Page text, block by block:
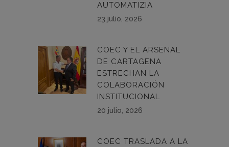
AUTOMATIZIA
23 julio, 2026
COEC Y EL ARSENAL
DE CARTAGENA
ESTRECHAN LA
COLABORACIÓN
INSTITUCIONAL
20 julio, 2026
COEC TRASLADA A LA